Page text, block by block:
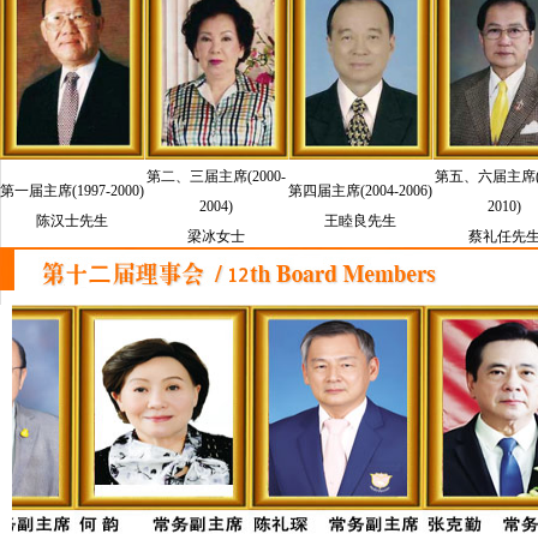
第一届主席(1997-2000)
陈汉士先生
第二、三届主席(2000-
2004)
梁冰女士
第四届主席(2004-2006)
王睦良先生
第五、六届主席
2010)
蔡礼任先